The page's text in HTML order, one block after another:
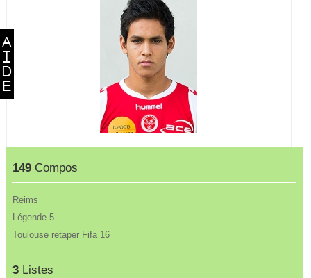
149 Compos
Reims
Légende 5
Toulouse retaper Fifa 16
3 Listes